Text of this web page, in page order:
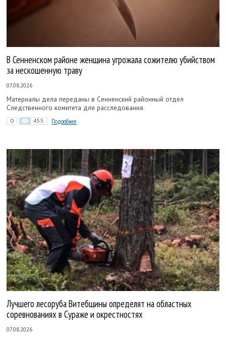
В Сенненском районе женщина угрожала сожителю убийством
за нескошенную траву
07.08.2026
Материалы дела переданы в Сенненский районный отдел
Следственного комитета для расследования.
0 455 Подробнее
Лучшего лесоруба Витебщины определят на областных
соревнованиях в Сураже и окрестностях
07.08.2026